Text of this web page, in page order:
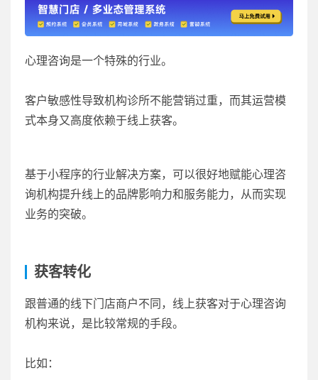
心理咨询是一个特殊的行业。
客户敏感性导致机构诊所不能营销过重，而其运营模
式本身又高度依赖于线上获客。
基于小程序的行业解决方案，可以很好地赋能心理咨
询机构提升线上的品牌影响力和服务能力，从而实现
业务的突破。
获客转化
跟普通的线下门店商户不同，线上获客对于心理咨询
机构来说，是比较常规的手段。
比如：